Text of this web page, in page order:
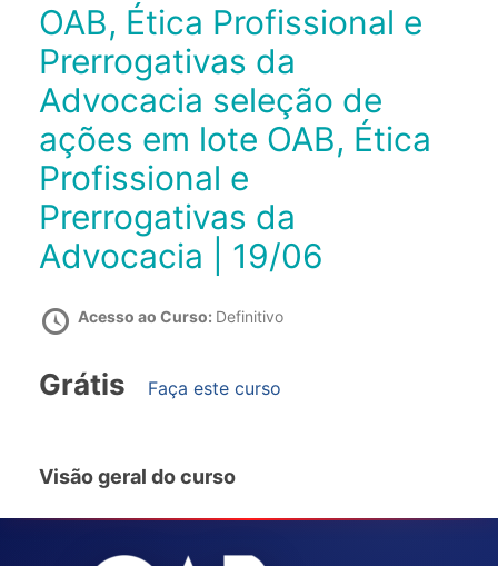
OAB, Ética Profissional e
Prerrogativas da
Advocacia seleção de
ações em lote OAB, Ética
Profissional e
Prerrogativas da
Advocacia | 19/06
Acesso ao Curso: Definitivo
Grátis Faça este curso
Visão geral do curso